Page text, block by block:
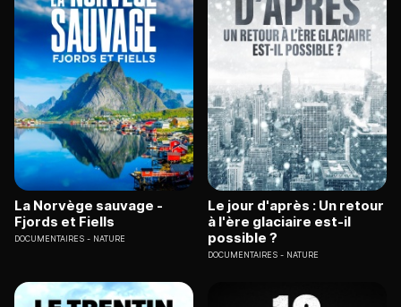
La Norvège sauvage -
Fjords et Fiells
DOCUMENTAIRES NATURE
Le jour d'après : Un retour
à l'ère glaciaire est-il
possible ?
DOCUMENTAIRES NATURE